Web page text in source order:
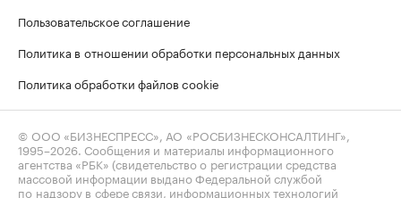
Пользовательское соглашение
Политика в отношении обработки персональных данных
Политика обработки файлов cookie
© ООО «БИЗНЕСПРЕСС», АО «РОСБИЗНЕСКОНСАЛТИНГ»,
1995–2026. Сообщения и материалы информационного
агентства «РБК» (свидетельство о регистрации средства
массовой информации выдано Федеральной службой
по надзору в сфере связи, информационных технологий